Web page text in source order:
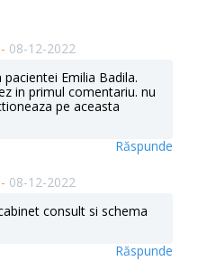
08-12-2022
Emilia Badila.
in primul comentariu. nu
pe aceasta
Răspunde
08-12-2022
consult si schema
Răspunde